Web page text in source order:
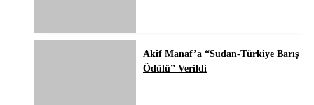
Akif Manaf’a “Sudan-Türkiye Barış
Ödülü” Verildi